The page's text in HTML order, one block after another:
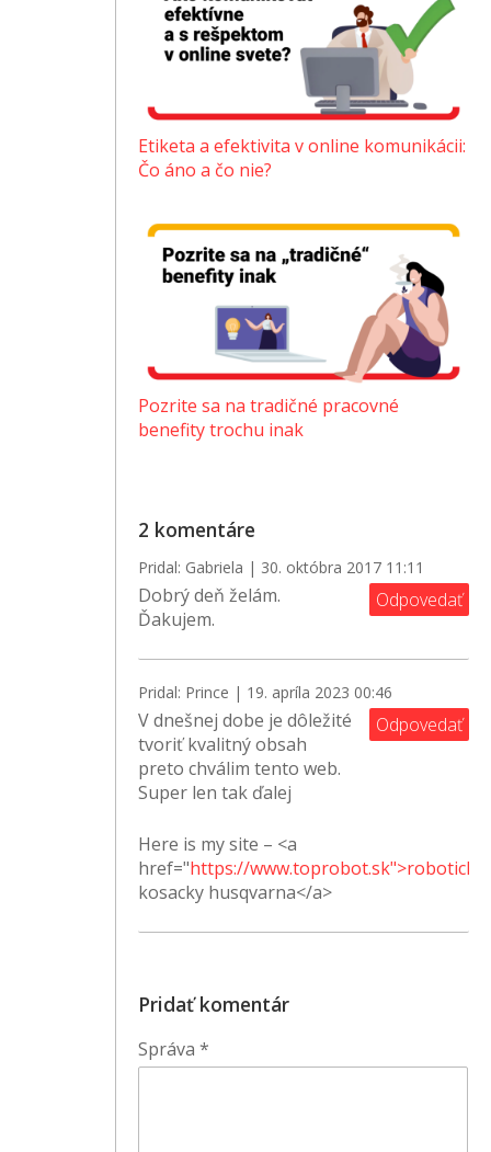
Etiketa a efektivita v online komunikácii:
Čo áno a čo nie?
Pozrite sa na tradičné pracovné
benefity trochu inak
2 komentáre
Pridal: Gabriela | 30. októbra 2017 11:11
Odpovedať
Dobrý deň želám.
Ďakujem.
Pridal: Prince | 19. apríla 2023 00:46
Odpovedať
V dnešnej dobe je dôležité
tvoriť kvalitný obsah
preto chválim tento web.
Super len tak ďalej
Here is my site – <a
href="https://www.toprobot.sk">roboticke
kosacky husqvarna</a>
Pridať komentár
Správa*